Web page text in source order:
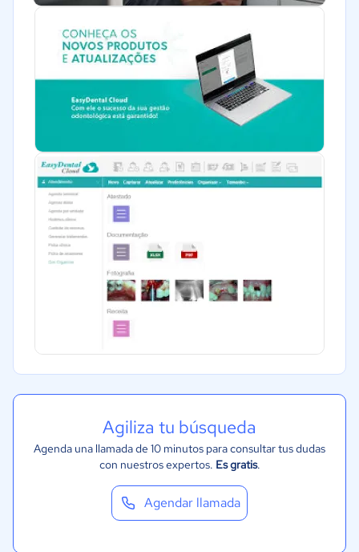
Agiliza tu búsqueda
Agenda una llamada de 10 minutos para consultar tus dudas
con nuestros expertos. Es gratis.
Agendar llamada